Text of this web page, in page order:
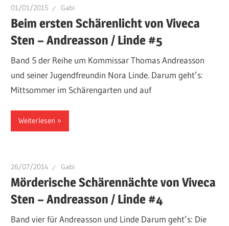
01/01/2015 Gabi
Beim ersten Schärenlicht von Viveca
Sten – Andreasson / Linde #5
Band 5 der Reihe um Kommissar Thomas Andreasson
und seiner Jugendfreundin Nora Linde. Darum geht’s:
Mittsommer im Schärengarten und auf
Weiterlesen
26/07/2014 Gabi
Mörderische Schärennächte von Viveca
Sten – Andreasson / Linde #4
Band vier für Andreasson und Linde Darum geht’s: Die